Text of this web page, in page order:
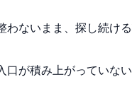
わないまま、探し続け
口が積み上がっていな